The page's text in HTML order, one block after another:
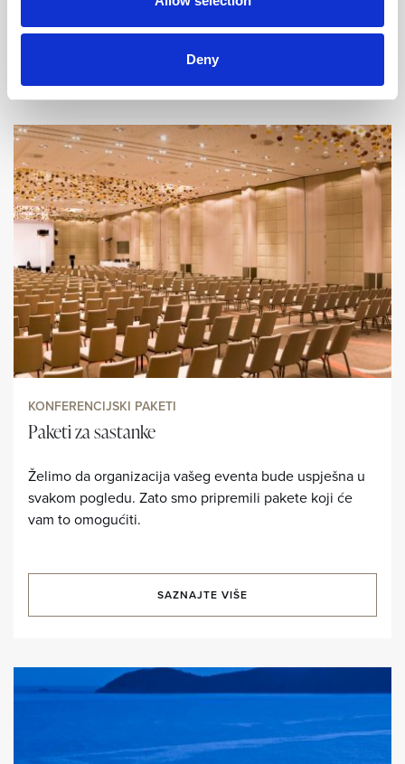
Deny
SAZNAJTE VIŠE
KONFERENCIJSKI PAKETI
Paketi za sastanke
Želimo da organizacija vašeg eventa bude uspješna u
svakom pogledu. Zato smo pripremili pakete koji će
vam to omogućiti.
SAZNAJTE VIŠE